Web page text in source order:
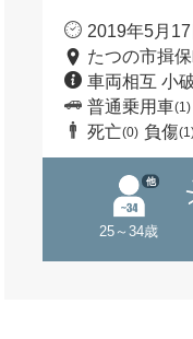
2019年5月
たつの市揖
車両相互 小
普通乗用車(1)
死亡(0) 負傷
25～34歳
他